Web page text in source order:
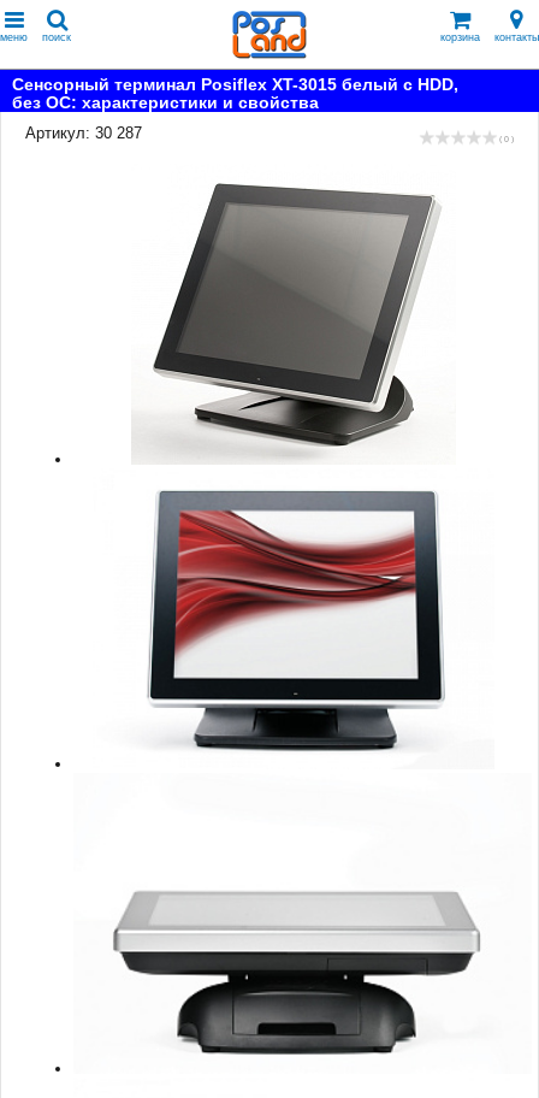
меню поиск корзина контакты
Сенсорный терминал Posiflex XT-3015 белый c HDD,
без ОС: характеристики и свойства
Артикул: 30 287
( 0 )